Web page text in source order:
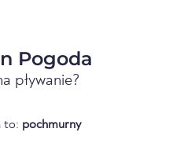
Pogoda
pływanie?
to: pochmurny